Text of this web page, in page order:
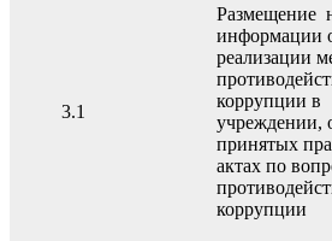
3.1
Размещение
информации
реализации
коррупции в
учреждении,
принятых
актах по
коррупции